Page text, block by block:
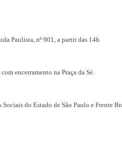
Paulista, nº 901, a partir das 14h
encerramento na Praça da Sé.
do Estado de São Paulo e Frente